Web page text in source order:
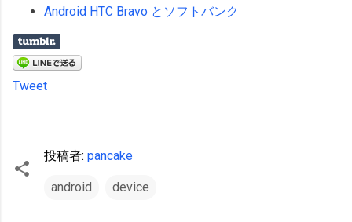
Android HTC Bravo とソフトバンク
Tweet
投稿者: pancake
android device